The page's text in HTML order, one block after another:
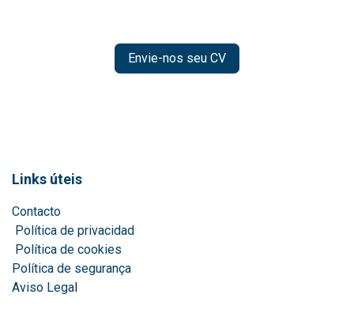
Envie-nos seu CV
Links úteis
Contacto
Política de privacidad
Política de cookies
Política de segurança
Aviso Legal